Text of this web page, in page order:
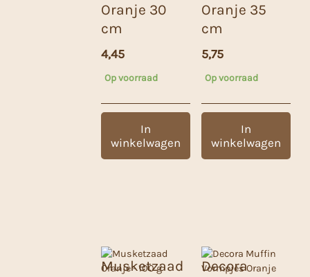
Oranje 30
cm
4,45
Op voorraad
In
winkelwagen
Oranje 35
cm
5,75
Op voorraad
In
winkelwagen
Musketzaad
Decora